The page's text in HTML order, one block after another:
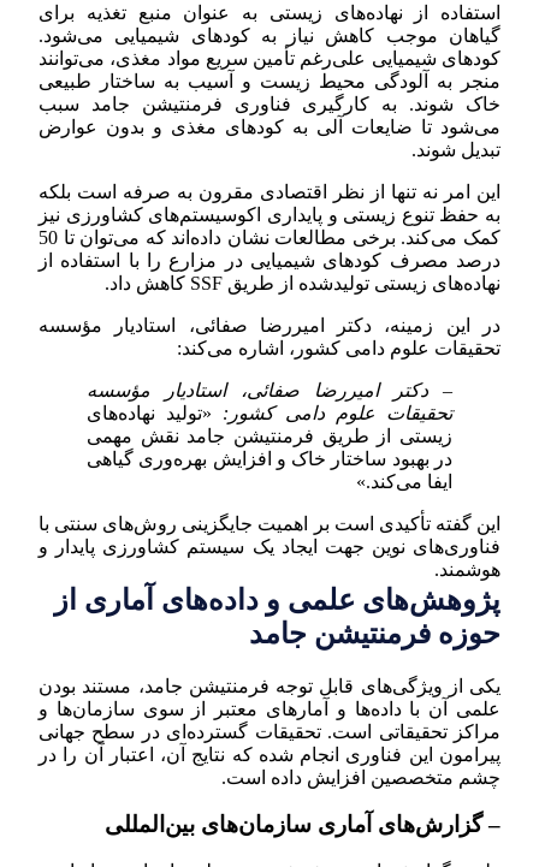
استفاده از نهاده‌های زیستی به عنوان منبع تغذیه برای
گیاهان موجب کاهش نیاز به کودهای شیمیایی می‌شود.
کودهای شیمیایی علی‌رغم تأمین سریع مواد مغذی، می‌توانند
منجر به آلودگی محیط زیست و آسیب به ساختار طبیعی
خاک شوند. به کارگیری فناوری فرمنتیشن جامد سبب
می‌شود تا ضایعات آلی به کودهای مغذی و بدون عوارض
تبدیل شوند.
این امر نه تنها از نظر اقتصادی مقرون به صرفه است بلکه
به حفظ تنوع زیستی و پایداری اکوسیستم‌های کشاورزی نیز
کمک می‌کند. برخی مطالعات نشان داده‌اند که می‌توان تا 50
درصد مصرف کودهای شیمیایی در مزارع را با استفاده از
نهاده‌های زیستی تولیدشده از طریق SSF کاهش داد.
در این زمینه، دکتر امیررضا صفائی، استادیار مؤسسه
تحقیقات علوم دامی کشور، اشاره می‌کند:
– دکتر امیررضا صفائی، استادیار مؤسسه
تحقیقات علوم دامی کشور: «تولید نهاده‌های
زیستی از طریق فرمنتیشن جامد نقش مهمی
در بهبود ساختار خاک و افزایش بهره‌وری گیاهی
ایفا می‌کند.»
این گفته تأکیدی است بر اهمیت جایگزینی روش‌های سنتی با
فناوری‌های نوین جهت ایجاد یک سیستم کشاورزی پایدار و
هوشمند.
پژوهش‌های علمی و داده‌های آماری از
حوزه فرمنتیشن جامد
یکی از ویژگی‌های قابل توجه فرمنتیشن جامد، مستند بودن
علمی آن با داده‌ها و آمارهای معتبر از سوی سازمان‌ها و
مراکز تحقیقاتی است. تحقیقات گسترده‌ای در سطح جهانی
پیرامون این فناوری انجام شده که نتایج آن، اعتبار آن را در
چشم متخصصین افزایش داده است.
– گزارش‌های آماری سازمان‌های بین‌المللی